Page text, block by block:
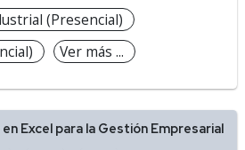
(Presencial)
Ver más ...
Excel para la Gestión Empresarial